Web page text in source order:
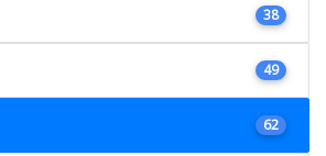
38
49
62